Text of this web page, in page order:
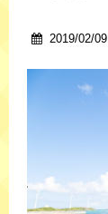
2019/02/09